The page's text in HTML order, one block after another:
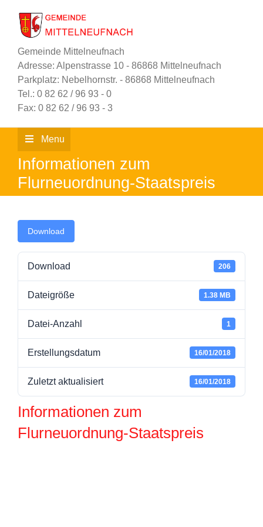
Inhalt
springen
Gemeinde Mittelneufnach
Adresse: Alpenstrasse 10 - 86868 Mittelneufnach
Parkplatz: Nebelhornstr. - 86868 Mittelneufnach
Tel.: 0 82 62 / 96 93 - 0
Fax: 0 82 62 / 96 93 - 3
Menu
Informationen zum
Flurneuordnung-Staatspreis
Download
Download 206
Dateigröße 1.38 MB
Datei-Anzahl 1
Erstellungsdatum 16/01/2018
Zuletzt aktualisiert 16/01/2018
Informationen zum
Flurneuordnung-Staatspreis